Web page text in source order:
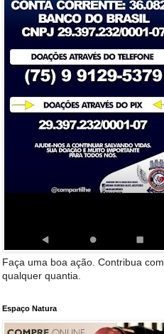
Faça uma boa ação. Contribua com
qualquer quantia.
Espaço Natura